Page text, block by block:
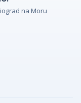
na Moru